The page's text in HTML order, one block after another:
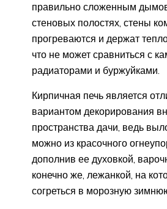
правильно сложенным
стеновых полостях, стены
прогреваются и держат
что не может сравниться с
радиаторами и буржуйками.
Кирпичная печь является
вариантом декорирования
пространства дачи, ведь
можно из красочного
дополнив ее духовкой,
конечно же, лежанкой, на
согреться в морозную